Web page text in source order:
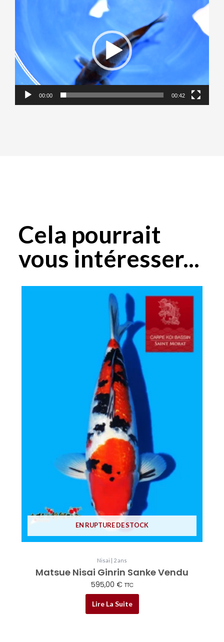
00:00 00:42
Cela pourrait
vous intéresser...
EN RUPTURE DE STOCK
Nisai | 2 ans
Matsue Nisai Ginrin Sanke Vendu
595,00 € TTC
Lire La Suite